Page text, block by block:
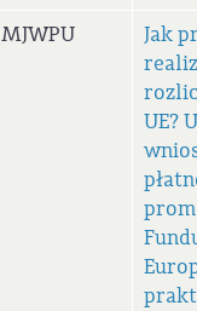
MJWPU
Jak
UE?